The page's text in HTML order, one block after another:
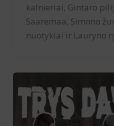
kalnieriai, Gintaro
Saaremaa, Simono
nuotykiai ir Lauryno